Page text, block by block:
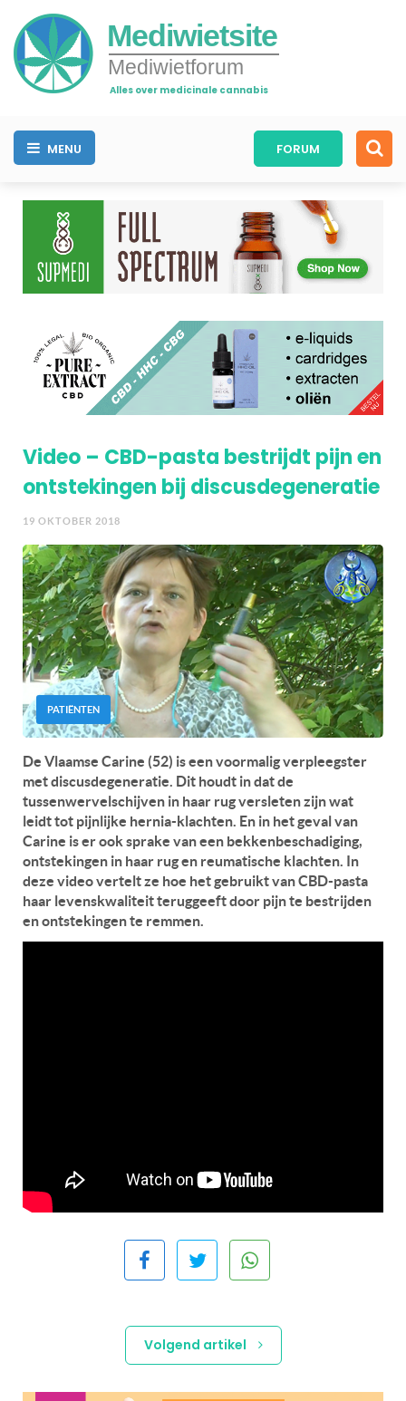
Mediwietsite
Mediwietforum
Alles over medicinale cannabis
MENU FORUM
Video – CBD-pasta bestrijdt pijn en
ontstekingen bij discusdegeneratie
19 OKTOBER 2018
PATIËNTEN
De Vlaamse Carine (52) is een voormalig verpleegster
met discusdegeneratie. Dit houdt in dat de
tussenwervelschijven in haar rug versleten zijn wat
leidt tot pijnlijke hernia-klachten. En in het geval van
Carine is er ook sprake van een bekkenbeschadiging,
ontstekingen in haar rug en reumatische klachten. In
deze video vertelt ze hoe het gebruikt van CBD-pasta
haar levenskwaliteit teruggeeft door pijn te bestrijden
en ontstekingen te remmen.
Volgend artikel